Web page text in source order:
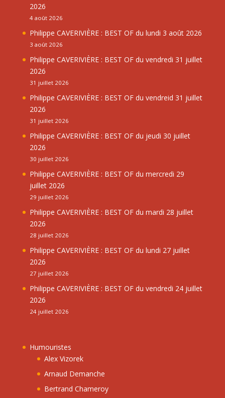
2026
4 août 2026
Philippe CAVERIVIÈRE : BEST OF du lundi 3 août 2026
3 août 2026
Philippe CAVERIVIÈRE : BEST OF du vendredi 31 juillet
2026
31 juillet 2026
Philippe CAVERIVIÈRE : BEST OF du vendreid 31 juillet
2026
31 juillet 2026
Philippe CAVERIVIÈRE : BEST OF du jeudi 30 juillet
2026
30 juillet 2026
Philippe CAVERIVIÈRE : BEST OF du mercredi 29
juillet 2026
29 juillet 2026
Philippe CAVERIVIÈRE : BEST OF du mardi 28 juillet
2026
28 juillet 2026
Philippe CAVERIVIÈRE : BEST OF du lundi 27 juillet
2026
27 juillet 2026
Philippe CAVERIVIÈRE : BEST OF du vendredi 24 juillet
2026
24 juillet 2026
Humouristes
Alex Vizorek
Arnaud Demanche
Bertrand Chameroy